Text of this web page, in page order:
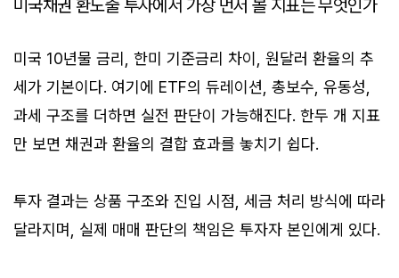
미국채권 환노출 투자에서 가장 먼저 볼 지표는 무엇인가
미국 10년물 금리, 한미 기준금리 차이, 원달러 환율의 추
세가 기본이다. 여기에 ETF의 듀레이션, 총보수, 유동성,
과세 구조를 더하면 실전 판단이 가능해진다. 한두 개 지표
만 보면 채권과 환율의 결합 효과를 놓치기 쉽다.
투자 결과는 상품 구조와 진입 시점, 세금 처리 방식에 따라
달라지며, 실제 매매 판단의 책임은 투자자 본인에게 있다.